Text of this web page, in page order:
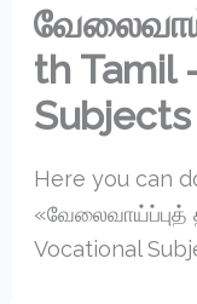
th Tamil
Here you can
«வேலைவாய்ப்புத்
Vocational